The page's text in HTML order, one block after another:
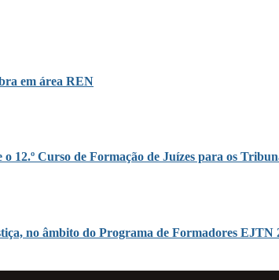
em área REN
12.º Curso de Formação de Juízes para os
no âmbito do Programa de Formadores EJTN